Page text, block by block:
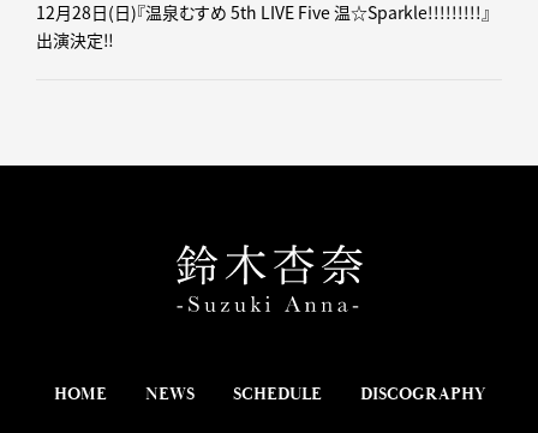
12月28日(日)『温泉むすめ 5th LIVE Five 温☆Sparkle!!!!!!!!!』
出演決定‼
HOME NEWS SCHEDULE DISCOGRAPHY